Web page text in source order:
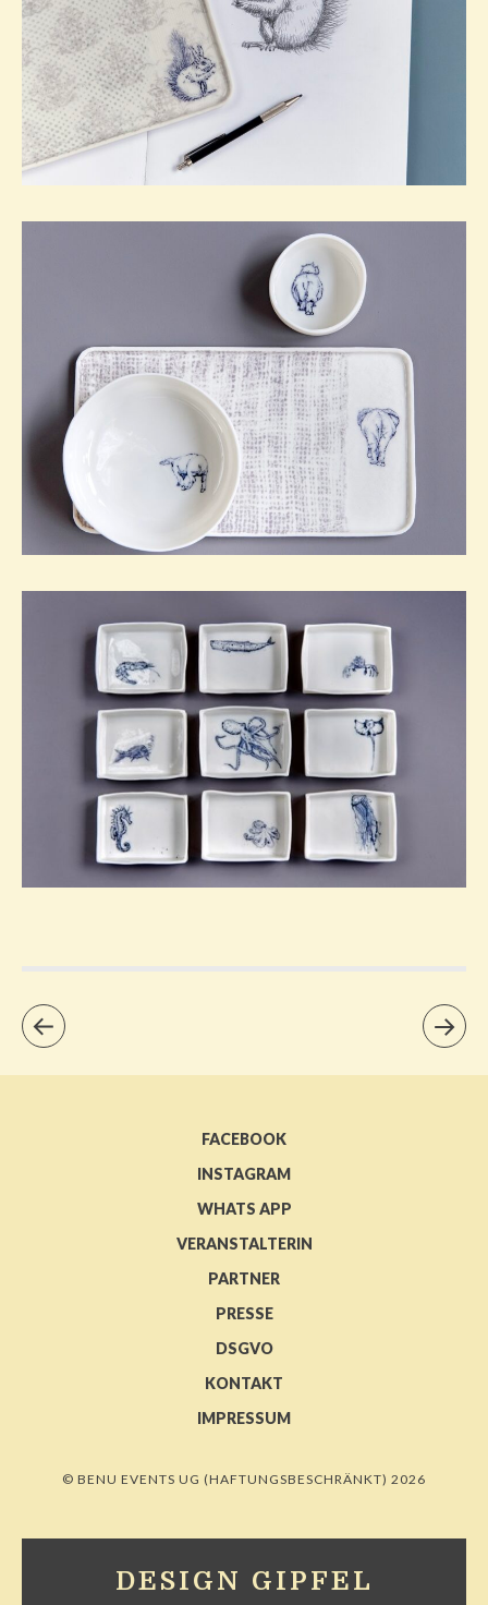
FACEBOOK
INSTAGRAM
WHATS APP
VERANSTALTERIN
PARTNER
PRESSE
DSGVO
KONTAKT
IMPRESSUM
© BENU EVENTS UG (HAFTUNGSBESCHRÄNKT) 2026
DESIGN GIPFEL